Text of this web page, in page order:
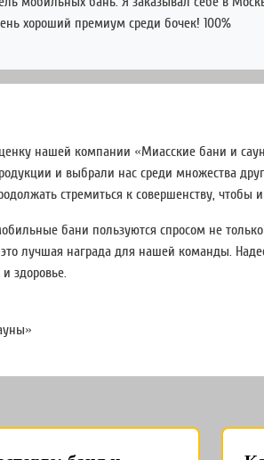
хороший премиум среди бочек! 100%
нашей компании «Миасские бани и
и выбрали нас среди множества
стремиться к совершенству, чтобы
бани пользуются спросом не только
лучшая награда для нашей команды.
здоровье.